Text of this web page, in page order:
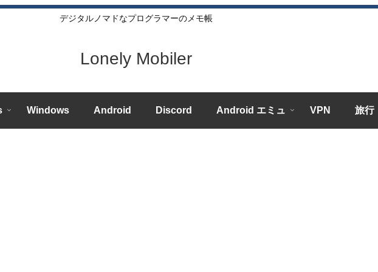
デジタルノマドなプログラマーのメモ帳
Lonely Mobiler
Windows Android Discord Android エミュ VPN 旅行